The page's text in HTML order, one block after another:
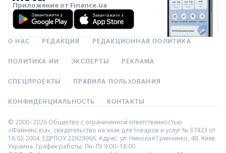
Приложение от Finance.ua
О НАС РЕДАКЦИЯ РЕДАКЦИОННАЯ ПОЛИТИКА
ПОЛИТИКА ИИ ЭКСПЕРТЫ РЕКЛАМА
СПЕЦПРОЕКТЫ ПРАВИЛА ПОЛЬЗОВАНИЯ
КОНФИДЕНЦИАЛЬНОСТЬ КОНТАКТЫ
© 2000–2026 Общество с ограниченной ответственностью
«Файненс.юа», свидетельство на знак для товаров и услуг № 37423 от
16.02.2004, ЕДРПОУ 22929966. Адрес: ул. Николая Гринченко, 4В, Киев,
Украина. График работы: Пн–Пт 9:00–18:00.